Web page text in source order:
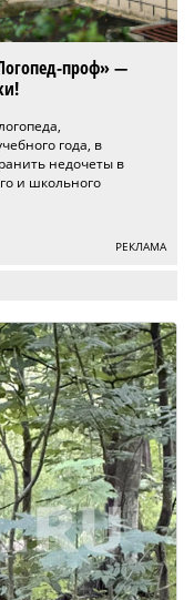
проф» —
года, в
недочеты в
и школьного
РЕКЛАМА